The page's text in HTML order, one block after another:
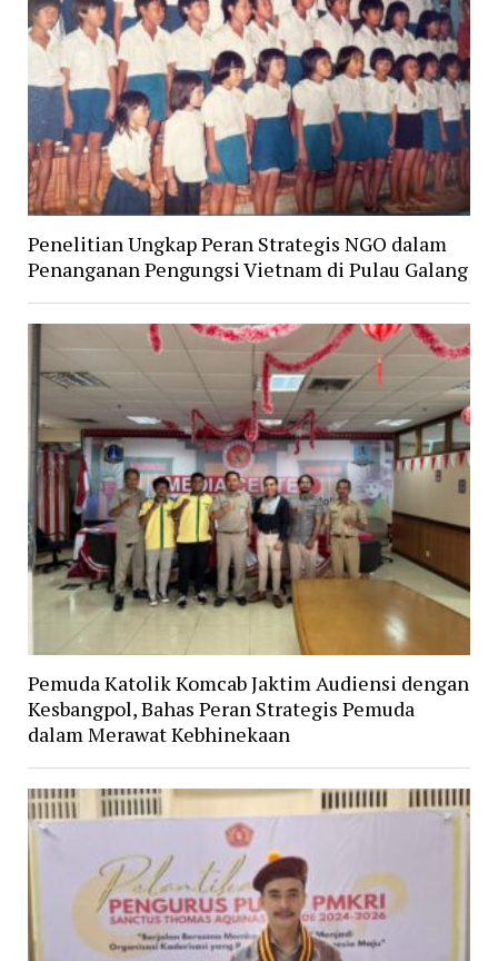
Penelitian Ungkap Peran Strategis NGO dalam
Penanganan Pengungsi Vietnam di Pulau Galang
Pemuda Katolik Komcab Jaktim Audiensi dengan
Kesbangpol, Bahas Peran Strategis Pemuda
dalam Merawat Kebhinekaan